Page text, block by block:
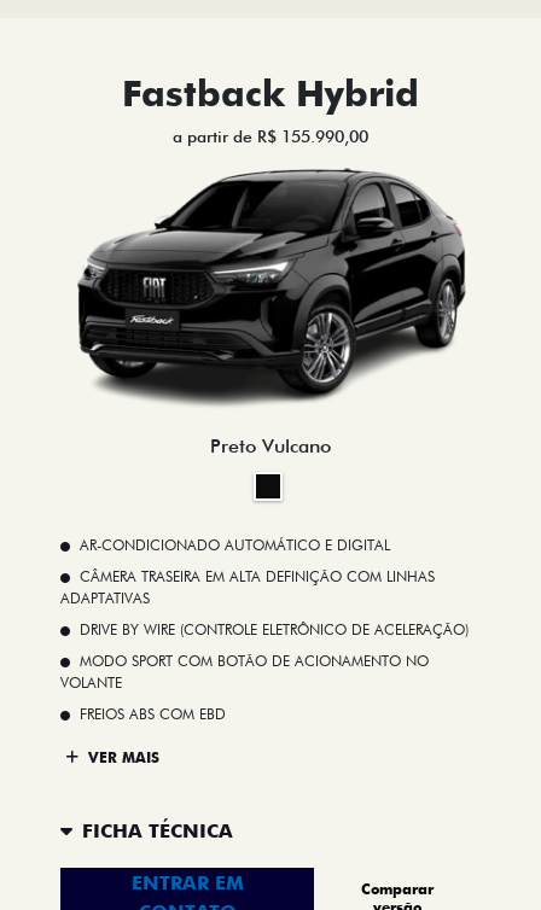
Fastback Hybrid
a partir de R$ 155.990,00
Preto Vulcano
AR-CONDICIONADO AUTOMÁTICO E DIGITAL
CÂMERA TRASEIRA EM ALTA DEFINIÇÃO COM LINHAS
ADAPTATIVAS
DRIVE BY WIRE (CONTROLE ELETRÔNICO DE ACELERAÇÃO)
MODO SPORT COM BOTÃO DE ACIONAMENTO NO
VOLANTE
FREIOS ABS COM EBD
VER MAIS
FICHA TÉCNICA
ENTRAR EM
Comparar